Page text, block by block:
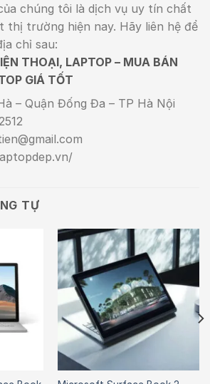
chúng tôi là dịch vụ uy tín chất
thị trường hiện nay. Hãy liên hệ để
chỉ sau:
THOẠI, LAPTOP – MUA BÁN
GIÁ TỐT
– Quận Đống Đa – TP Hà Nội
TỰ